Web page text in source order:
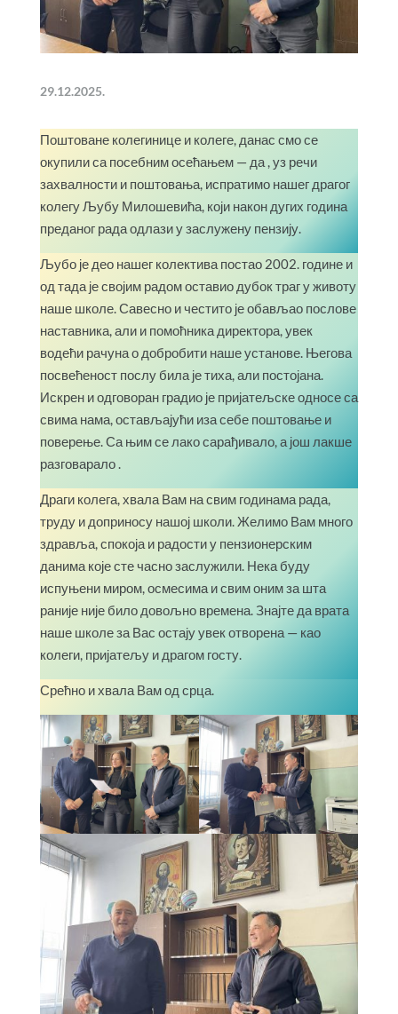
29.12.2025.
Поштоване колегинице и колеге, данас смо се
окупили са посебним осећањем — да , уз речи
захвалности и поштовања, испратимо нашег драгог
колегу Љубу Милошевића, који након дугих година
преданог рада одлази у заслужену пензију.
Љубо је део нашег колектива постао 2002. године и
од тада је својим радом оставио дубок траг у животу
наше школе. Савесно и честито је обављао послове
наставника, али и помоћника директора, увек
водећи рачуна о добробити наше установе. Његова
посвећеност послу била је тиха, али постојана.
Искрен и одговоран градио је пријатељске односе са
свима нама, остављајући иза себе поштовање и
поверење. Са њим се лако сарађивало, а још лакше
разговарало .
Драги колега, хвала Вам на свим годинама рада,
труду и доприносу нашој школи. Желимо Вам много
здравља, спокоја и радости у пензионерским
данима које сте часно заслужили. Нека буду
испуњени миром, осмесима и свим оним за шта
раније није било довољно времена. Знајте да врата
наше школе за Вас остају увек отворена — као
колеги, пријатељу и драгом госту.
Срећно и хвала Вам од срца.